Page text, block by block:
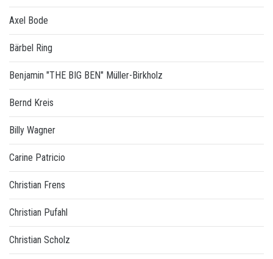
Axel Bode
Bärbel Ring
Benjamin "THE BIG BEN" Müller-Birkholz
Bernd Kreis
Billy Wagner
Carine Patricio
Christian Frens
Christian Pufahl
Christian Scholz